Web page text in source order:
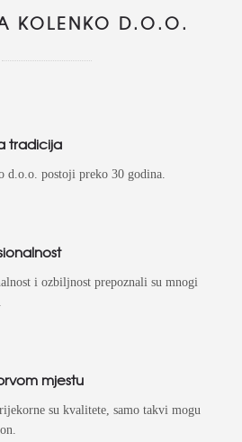
KOLENKO D.O.O.
tradicija
d.o.o. postoji preko 30 godina.
i ozbiljnost prepoznali su mnogi
mjestu
su kvalitete, samo takvi mogu